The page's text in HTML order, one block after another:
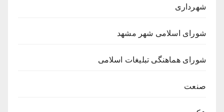
شهرداری
شورای اسلامی شهر مشهد
شورای هماهنگی تبلیغات اسلامی
صنعت